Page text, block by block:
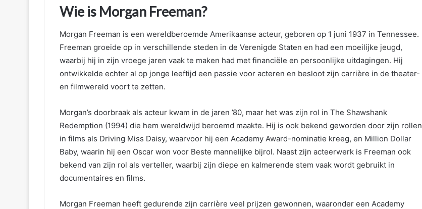
Wie is Morgan Freeman?
Morgan Freeman is een wereldberoemde Amerikaanse acteur, geboren op 1 juni 1937 in Tennessee.
Freeman groeide op in verschillende steden in de Verenigde Staten en had een moeilijke jeugd,
waarbij hij in zijn vroege jaren vaak te maken had met financiële en persoonlijke uitdagingen. Hij
ontwikkelde echter al op jonge leeftijd een passie voor acteren en besloot zijn carrière in de theater-
en filmwereld voort te zetten.
Morgan’s doorbraak als acteur kwam in de jaren ’80, maar het was zijn rol in The Shawshank
Redemption (1994) die hem wereldwijd beroemd maakte. Hij is ook bekend geworden door zijn rollen
in films als Driving Miss Daisy, waarvoor hij een Academy Award-nominatie kreeg, en Million Dollar
Baby, waarin hij een Oscar won voor Beste mannelijke bijrol. Naast zijn acteerwerk is Freeman ook
bekend van zijn rol als verteller, waarbij zijn diepe en kalmerende stem vaak wordt gebruikt in
documentaires en films.
Morgan Freeman heeft gedurende zijn carrière veel prijzen gewonnen, waaronder een Academy